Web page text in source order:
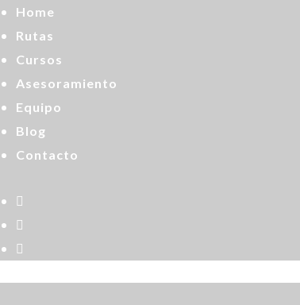
Home
Rutas
Cursos
Asesoramiento
Equipo
Blog
Contacto